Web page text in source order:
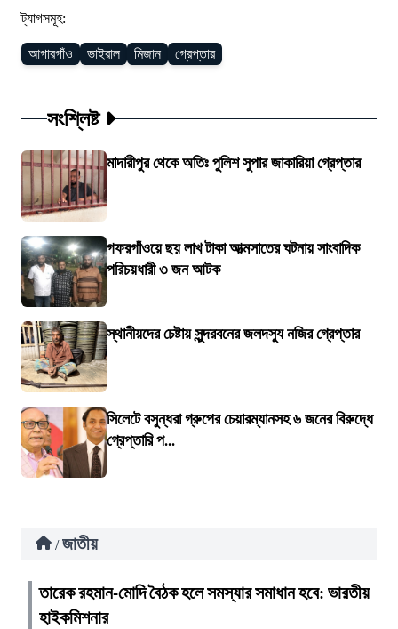
ট্যাগসমূহ:
আগারগাঁও ভাইরাল মিজান গ্রেপ্তার
সংশ্লিষ্ট
মাদারীপুর থেকে অতিঃ পুলিশ সুপার জাকারিয়া গ্রেপ্তার
গফরগাঁওয়ে ছয় লাখ টাকা আত্মসাতের ঘটনায় সাংবাদিক
পরিচয়ধারী ৩ জন আটক
স্থানীয়দের চেষ্টায় সুন্দরবনের জলদস্যু নজির গ্রেপ্তার
সিলেটে বসুন্ধরা গ্রুপের চেয়ারম্যানসহ ৬ জনের বিরুদ্ধে
গ্রেপ্তারি প...
/ জাতীয়
তারেক রহমান-মোদি বৈঠক হলে সমস্যার সমাধান হবে: ভারতীয়
হাইকমিশনার